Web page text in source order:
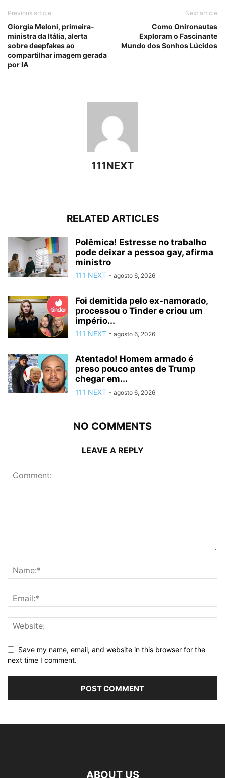
Previous article
Giorgia Meloni, primeira-
ministra da Itália, alerta
sobre deepfakes ao
compartilhar imagem gerada
por IA
Next article
Como Onironautas
Exploram o Fascinante
Mundo dos Sonhos Lúcidos
111NEXT
RELATED ARTICLES
Polêmica! Estresse no trabalho
pode deixar a pessoa gay, afirma
ministro
111 NEXT - agosto 6, 2026
Foi demitida pelo ex-namorado,
processou o Tinder e criou um
império...
111 NEXT - agosto 6, 2026
Atentado! Homem armado é
preso pouco antes de Trump
chegar em...
111 NEXT - agosto 6, 2026
NO COMMENTS
LEAVE A REPLY
Save my name, email, and website in this browser for the
next time I comment.
ABOUT US